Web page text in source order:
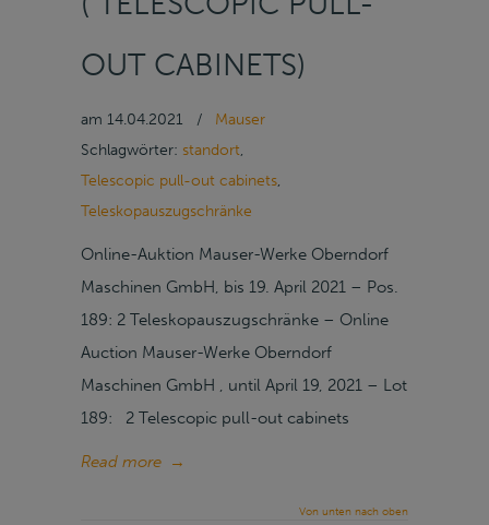
OUT CABINETS)
am 14.04.2021 /
Mauser
Schlagwörter: standort,
Telescopic pull-out cabinets,
Teleskopauszugschränke
Online-Auktion Mauser-Werke Oberndorf
Maschinen GmbH, bis 19. April 2021 – Pos.
189: 2 Teleskopauszugschränke – Online
Auction Mauser-Werke Oberndorf
Maschinen GmbH , until April 19, 2021 – Lot
189: 2 Telescopic pull-out cabinets
Read more →
Von unten nach oben